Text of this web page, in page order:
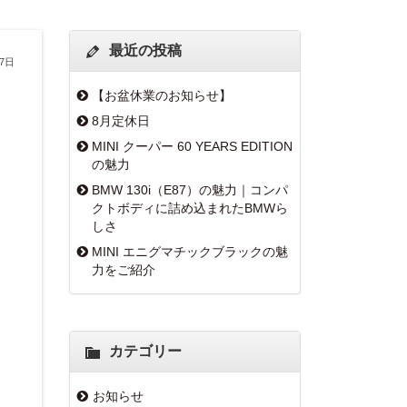
日
最近の投稿
【お盆休業のお知らせ】
8月定休日
MINI クーパー 60 YEARS EDITION
の魅力
BMW 130i（E87）の魅力｜コンパ
クトボディに詰め込まれたBMWら
しさ
MINI エニグマチックブラックの魅
力をご紹介
カテゴリー
お知らせ